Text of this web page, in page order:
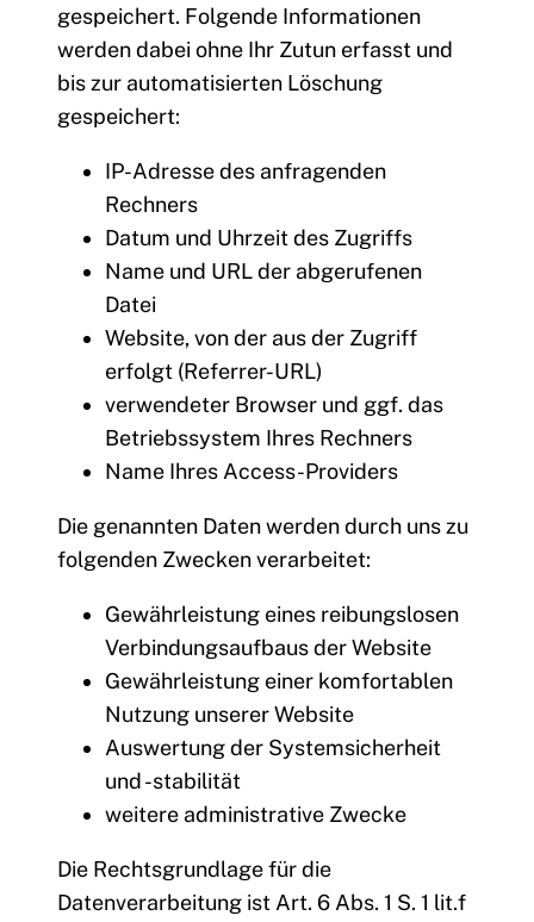
gespeichert. Folgende Informationen
werden dabei ohne Ihr Zutun erfasst und
bis zur automatisierten Löschung
gespeichert:
IP-Adresse des anfragenden
Rechners
Datum und Uhrzeit des Zugriffs
Name und URL der abgerufenen
Datei
Website, von der aus der Zugriff
erfolgt (Referrer-URL)
verwendeter Browser und ggf. das
Betriebssystem Ihres Rechners
Name Ihres Access-Providers
Die genannten Daten werden durch uns zu
folgenden Zwecken verarbeitet:
Gewährleistung eines reibungslosen
Verbindungsaufbaus der Website
Gewährleistung einer komfortablen
Nutzung unserer Website
Auswertung der Systemsicherheit
und -stabilität
weitere administrative Zwecke
Die Rechtsgrundlage für die
Datenverarbeitung ist Art. 6 Abs. 1 S. 1 lit.f